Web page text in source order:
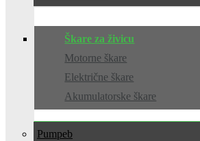
Škare za živicu
Motorne škare
Električne škare
Akumulatorske škare
Pumpe